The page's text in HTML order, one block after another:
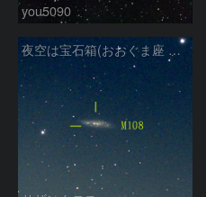
you5090
夜空は宝石箱(おおぐま座 M108) Seestar50